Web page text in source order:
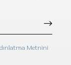
Metnini